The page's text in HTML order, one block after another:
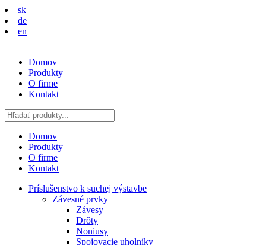
sk
de
en
Domov
Produkty
O firme
Kontakt
Domov
Produkty
O firme
Kontakt
Príslušenstvo k suchej výstavbe
Závesné prvky
Závesy
Drôty
Noniusy
Spojovacie uholníky